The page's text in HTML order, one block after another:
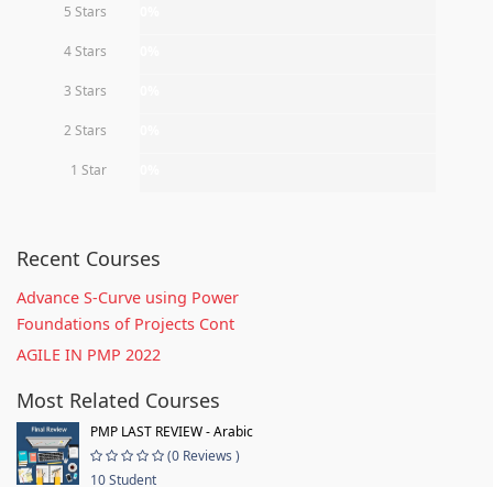
5 Stars
4 Stars
3 Stars
2 Stars
1 Star
Recent Courses
Advance S-Curve using Power
Foundations of Projects Cont
AGILE IN PMP 2022
Most Related Courses
PMP LAST REVIEW - Arabic
(0 Reviews )
10 Student